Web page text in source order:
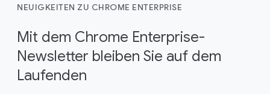
NEUIGKEITEN ZU CHROME ENTERPRISE
Mit dem Chrome Enterprise-
Newsletter bleiben Sie auf dem
Laufenden